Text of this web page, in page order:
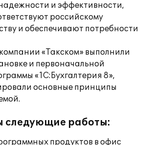
и эффективности,
российскому
и обеспечивают потребности
«Такском» выполнили
и первоначальной
«1С:Бухгалтерия 8»,
основные принципы
следующие работы:
продуктов в офис